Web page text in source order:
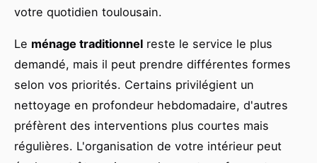
votre quotidien toulousain.
Le ménage traditionnel reste le service le plus
demandé, mais il peut prendre différentes formes
selon vos priorités. Certains privilégient un
nettoyage en profondeur hebdomadaire, d'autres
préfèrent des interventions plus courtes mais
régulières. L'organisation de votre intérieur peut